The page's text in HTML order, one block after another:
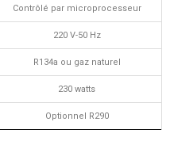
Contrôlé par microprocesseur
220 V-50 Hz
R134a ou gaz naturel
230 watts
Optionnel R290